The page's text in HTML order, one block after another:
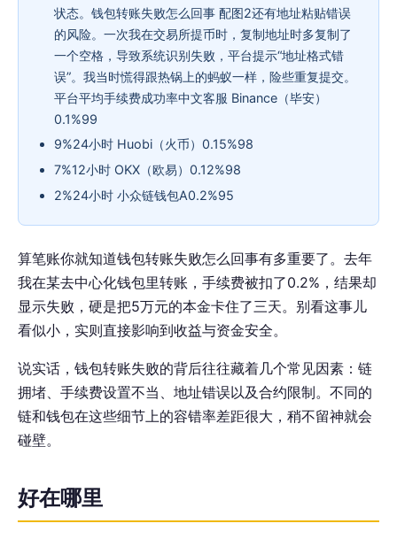
状态。钱包转账失败怎么回事 配图2还有地址粘贴错误
的风险。一次我在交易所提币时，复制地址时多复制了
一个空格，导致系统识别失败，平台提示“地址格式错
误”。我当时慌得跟热锅上的蚂蚁一样，险些重复提交。
平台平均手续费成功率中文客服 Binance（毕安）
0.1%99
9%24小时 Huobi（火币）0.15%98
7%12小时 OKX（欧易）0.12%98
2%24小时 小众链钱包A0.2%95
算笔账你就知道钱包转账失败怎么回事有多重要了。去年
我在某去中心化钱包里转账，手续费被扣了0.2%，结果却
显示失败，硬是把5万元的本金卡住了三天。别看这事儿
看似小，实则直接影响到收益与资金安全。
说实话，钱包转账失败的背后往往藏着几个常见因素：链
拥堵、手续费设置不当、地址错误以及合约限制。不同的
链和钱包在这些细节上的容错率差距很大，稍不留神就会
碰壁。
好在哪里